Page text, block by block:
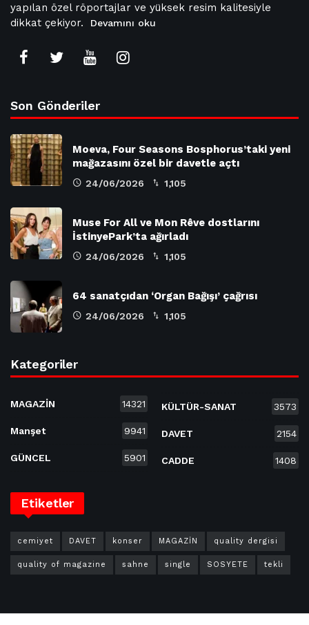
yapılan özel röportajlar ve yüksek resim kalitesiyle
dikkat çekiyor.
Devamını oku
Son Gönderiler
Moeva, Four Seasons Bosphorus’taki yeni
mağazasını özel bir davetle açtı
24/06/2026 1,105
Muse For All ve Mon Rêve dostlarını
İstinyePark’ta ağırladı
24/06/2026 1,105
64 sanatçıdan ‘Organ Bağışı’ çağrısı
24/06/2026 1,105
Kategoriler
MAGAZİN 14321
Manşet 9941
GÜNCEL 5901
KÜLTÜR-SANAT 3573
DAVET 2154
CADDE 1408
Etiketler
cemiyet DAVET konser MAGAZİN quality dergisi
quality of magazine sahne single SOSYETE tekli